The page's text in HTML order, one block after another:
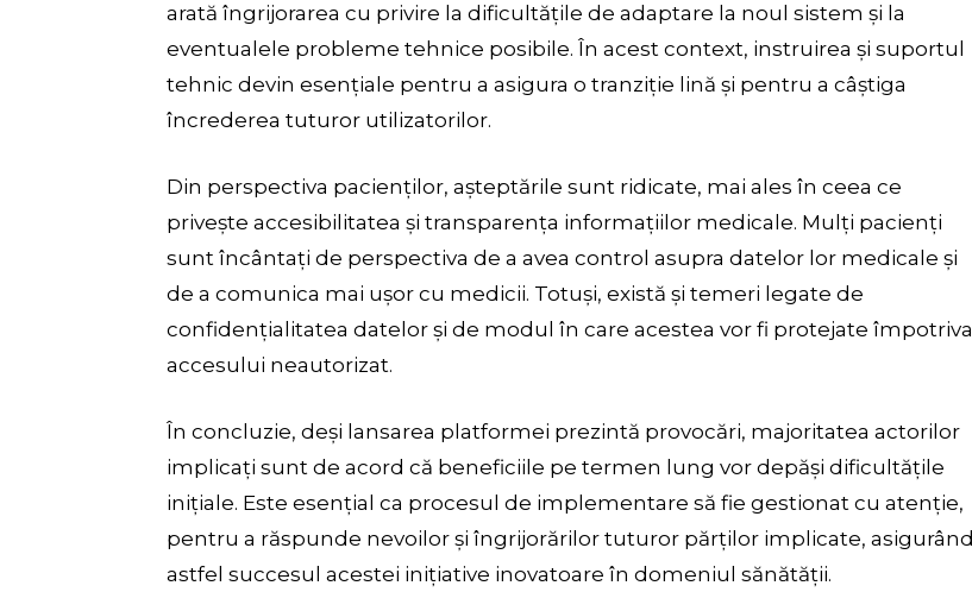
arată îngrijorarea cu privire la dificultățile de adaptare la noul sistem și la
eventualele probleme tehnice posibile. În acest context, instruirea și suportul
tehnic devin esențiale pentru a asigura o tranziție lină și pentru a câștiga
încrederea tuturor utilizatorilor.
Din perspectiva pacienților, așteptările sunt ridicate, mai ales în ceea ce
privește accesibilitatea și transparența informațiilor medicale. Mulți pacienți
sunt încântați de perspectiva de a avea control asupra datelor lor medicale și
de a comunica mai ușor cu medicii. Totuși, există și temeri legate de
confidențialitatea datelor și de modul în care acestea vor fi protejate împotriva
accesului neautorizat.
În concluzie, deși lansarea platformei prezintă provocări, majoritatea actorilor
implicați sunt de acord că beneficiile pe termen lung vor depăși dificultățile
inițiale. Este esențial ca procesul de implementare să fie gestionat cu atenție,
pentru a răspunde nevoilor și îngrijorărilor tuturor părților implicate, asigurând
astfel succesul acestei inițiative inovatoare în domeniul sănătății.